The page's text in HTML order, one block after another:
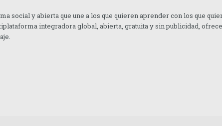
social y abierta que une a los que quieren aprender con los que
integradora global, abierta, gratuita y sin publicidad,